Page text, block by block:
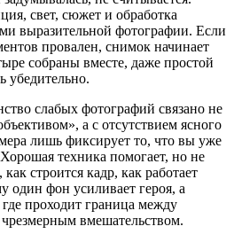
свет, сюжет и обработка
выразительной фотографии. Если
провален, снимок начинает
собраны вместе, даже простой
убедительно.
слабых фотографий связано не
а с отсутствием ясного
лишь фиксирует то, что вы уже
техника помогает, но не
строится кадр, как работает
один фон усиливает героя, а
проходит граница между
вмешательством.